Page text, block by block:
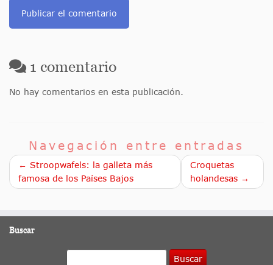
1 comentario
No hay comentarios en esta publicación.
Navegación entre entradas
← Stroopwafels: la galleta más
famosa de los Países Bajos
Croquetas
holandesas →
Buscar
Buscar